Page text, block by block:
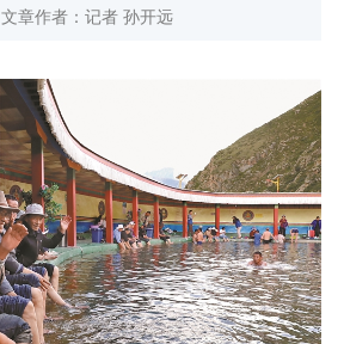
文章作者：记者 孙开远